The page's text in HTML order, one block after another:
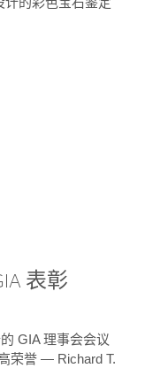
表彰
GIA 理事会会议
荣誉 — Richard T.